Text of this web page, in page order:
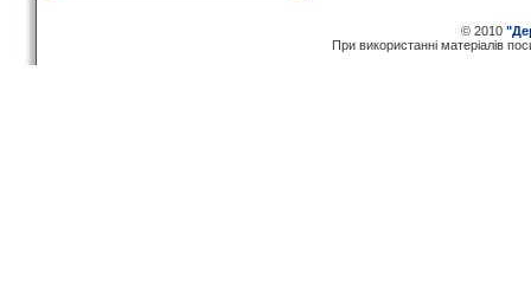
© 2010
При використаннi матерiалiв